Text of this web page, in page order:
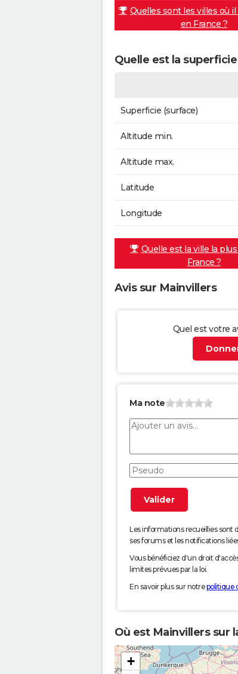
Quelles sont les villes où
en France ?
Quelle est la
Superficie (surface)
Altitude min.
Altitude max.
Latitude
Longitude
Quelle est la ville la
France ?
Avis sur Mainvillers
Quel est votre
Ma note
Les informations recueillies sont
ses forums et les notifications
Vous bénéficiez d'un droit
limites prévues par la loi.
En savoir plus sur notrepolitique
Où est Mainvillers sur
+